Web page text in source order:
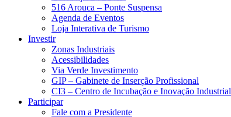
516 Arouca – Ponte Suspensa
Agenda de Eventos
Loja Interativa de Turismo
Investir
Zonas Industriais
Acessibilidades
Via Verde Investimento
GIP – Gabinete de Inserção Profissional
CI3 – Centro de Incubação e Inovação Industrial
Participar
Fale com a Presidente